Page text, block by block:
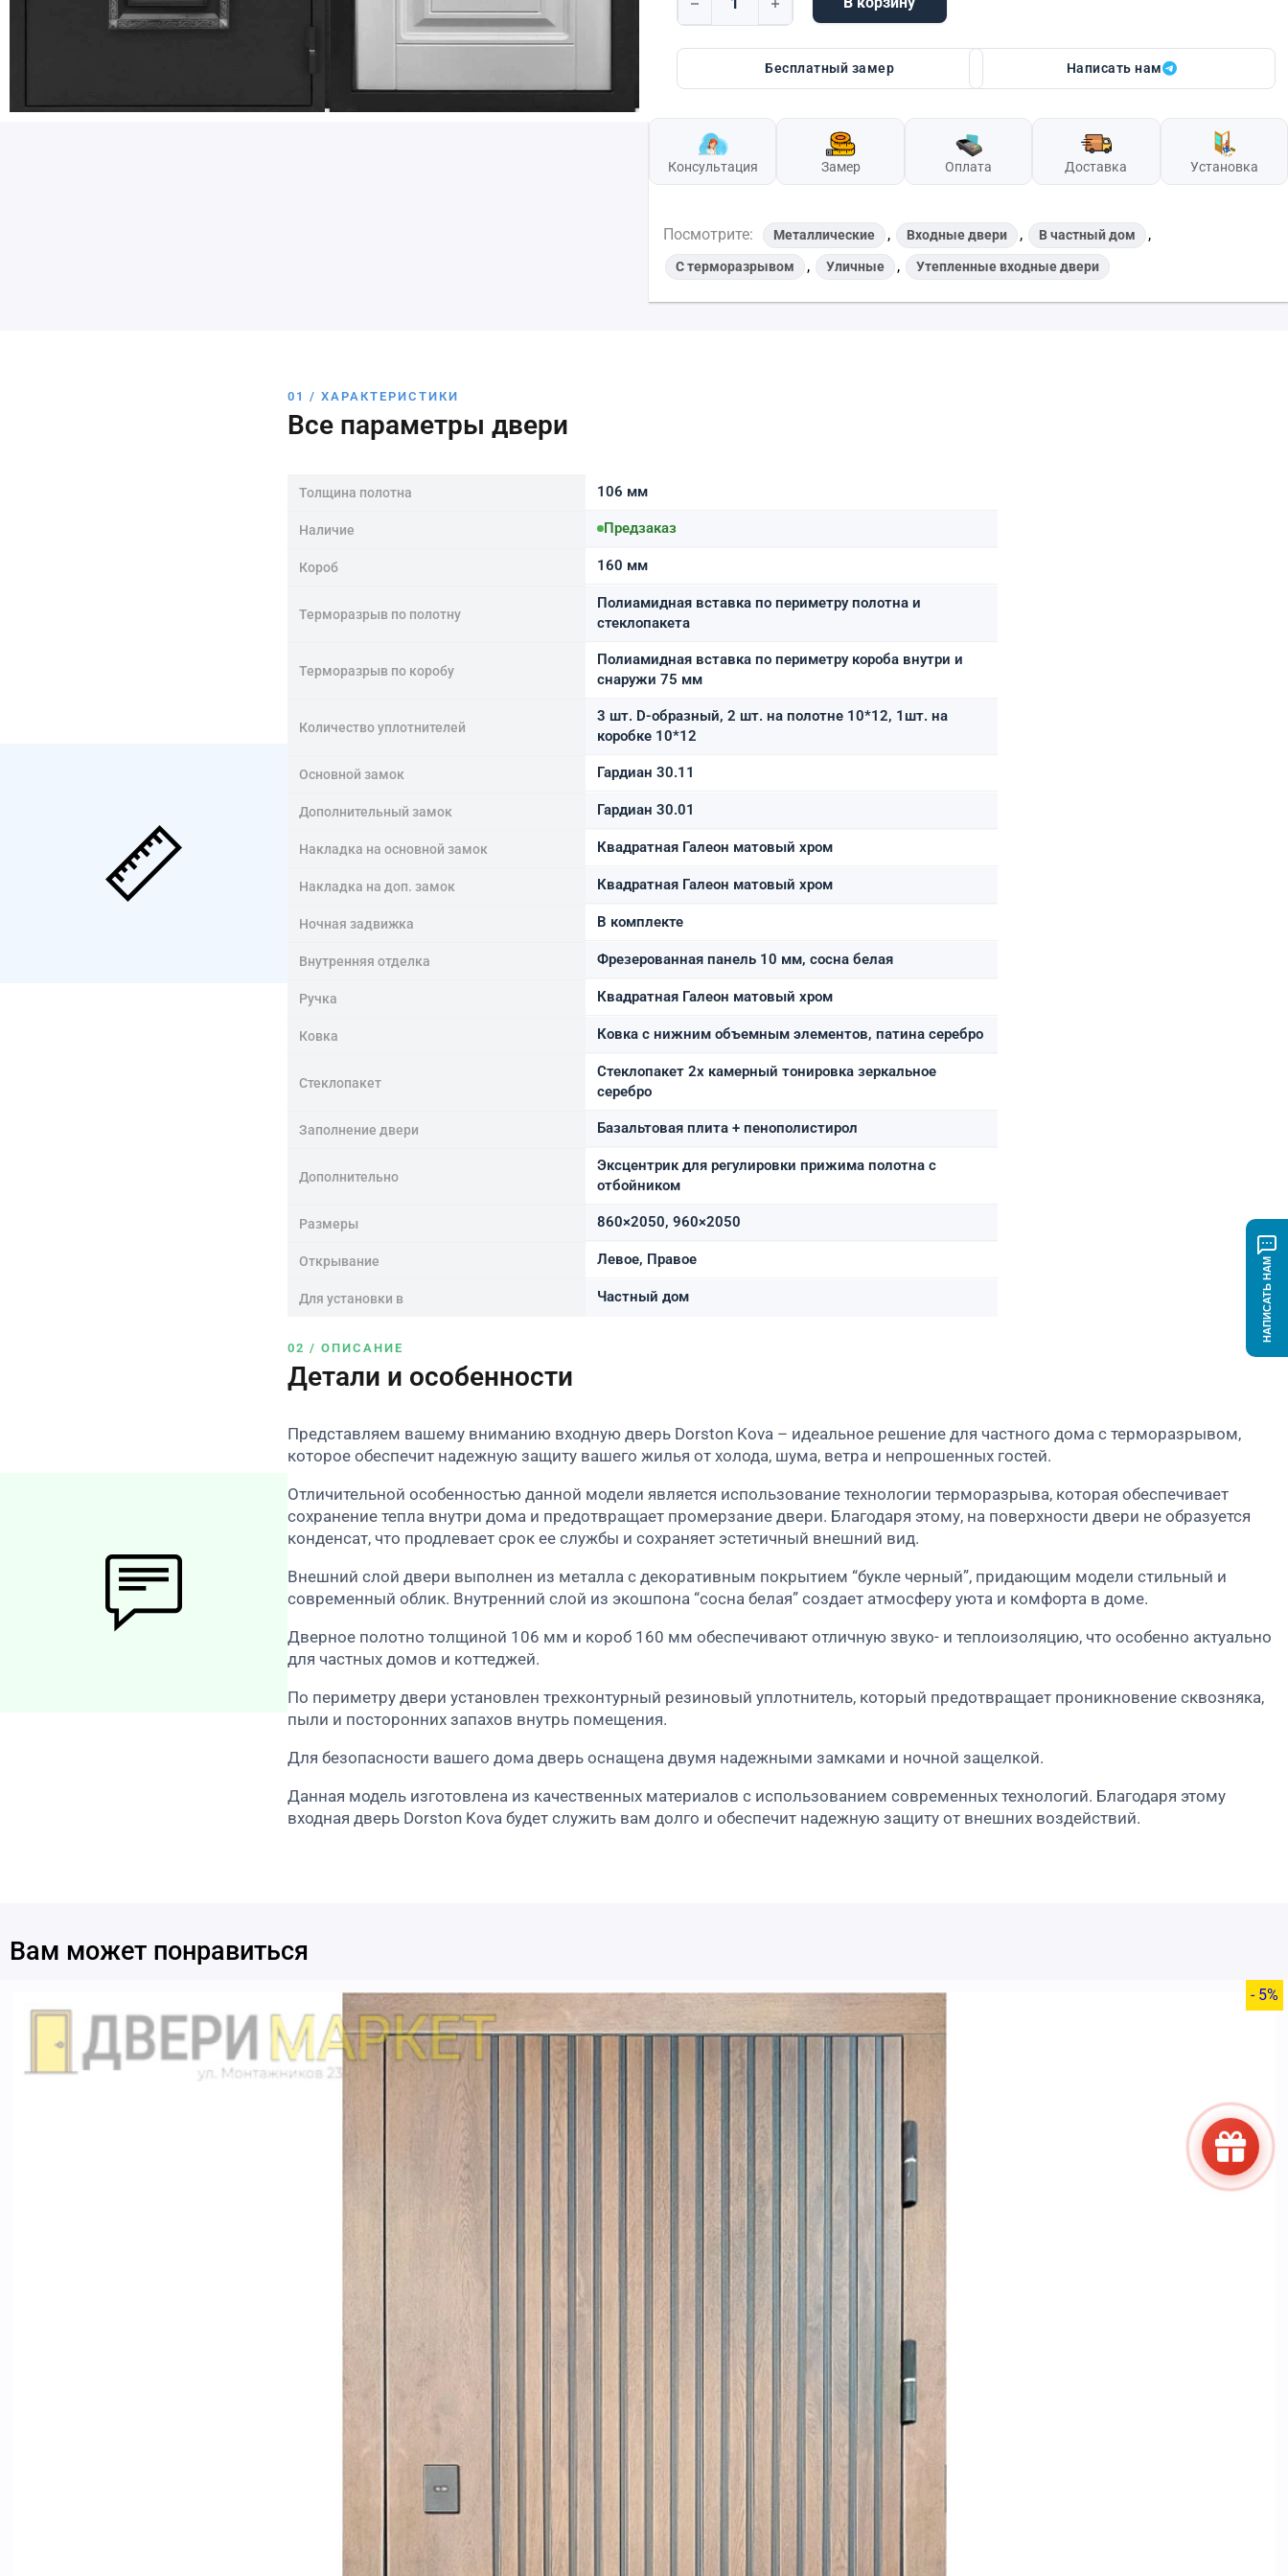
Количество товара Dorston Kova (Букле чёрный/сосна белая)
Бесплатный замер Написать нам
Консультация Замер Оплата Доставка Установка
Посмотрите: Металлические , Входные двери , В частный дом ,
С терморазрывом , Уличные , Утепленные входные двери
01 / ХАРАКТЕРИСТИКИ
Все параметры двери
Толщина полотна 106 мм
Наличие Предзаказ
Короб 160 мм
Терморазрыв по полотну
Полиамидная вставка по периметру полотна и
стеклопакета
Терморазрыв по коробу
Полиамидная вставка по периметру короба внутри и
снаружи 75 мм
Количество уплотнителей
3 шт. D-образный, 2 шт. на полотне 10*12, 1шт. на
коробке 10*12
Основной замок Гардиан 30.11
Дополнительный замок Гардиан 30.01
Накладка на основной замок Квадратная Галеон матовый хром
Накладка на доп. замок Квадратная Галеон матовый хром
Ночная задвижка В комплекте
Внутренняя отделка Фрезерованная панель 10 мм, сосна белая
Ручка Квадратная Галеон матовый хром
Ковка Ковка с нижним объемным элементов, патина серебро
Стеклопакет
Стеклопакет 2х камерный тонировка зеркальное
серебро
Заполнение двери Базальтовая плита + пенополистирол
Дополнительно
Эксцентрик для регулировки прижима полотна с
отбойником
Размеры 860×2050, 960×2050
Открывание Левое, Правое
Для установки в Частный дом
02 / ОПИСАНИЕ
Детали и особенности
Представляем вашему вниманию входную дверь Dorston Kova – идеальное решение для частного дома с терморазрывом,
которое обеспечит надежную защиту вашего жилья от холода, шума, ветра и непрошенных гостей.
Отличительной особенностью данной модели является использование технологии терморазрыва, которая обеспечивает
сохранение тепла внутри дома и предотвращает промерзание двери. Благодаря этому, на поверхности двери не образуется
конденсат, что продлевает срок ее службы и сохраняет эстетичный внешний вид.
Внешний слой двери выполнен из металла с декоративным покрытием “букле черный”, придающим модели стильный и
современный облик. Внутренний слой из экошпона “сосна белая” создает атмосферу уюта и комфорта в доме.
Дверное полотно толщиной 106 мм и короб 160 мм обеспечивают отличную звуко- и теплоизоляцию, что особенно актуально
для частных домов и коттеджей.
По периметру двери установлен трехконтурный резиновый уплотнитель, который предотвращает проникновение сквозняка,
пыли и посторонних запахов внутрь помещения.
Для безопасности вашего дома дверь оснащена двумя надежными замками и ночной защелкой.
Данная модель изготовлена из качественных материалов с использованием современных технологий. Благодаря этому
входная дверь Dorston Kova будет служить вам долго и обеспечит надежную защиту от внешних воздействий.
Вам может понравиться
- 5%
НАПИСАТЬ НАМ